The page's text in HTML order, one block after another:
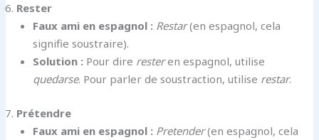
Rester
Faux ami en espagnol : Restar(en espagnol, cela
signifie soustraire).
Solution :Pour dire resteren espagnol, utilise
quedarse. Pour parler de soustraction, utilise restar.
Prétendre
Faux ami en espagnol : Pretender(en espagnol, cela